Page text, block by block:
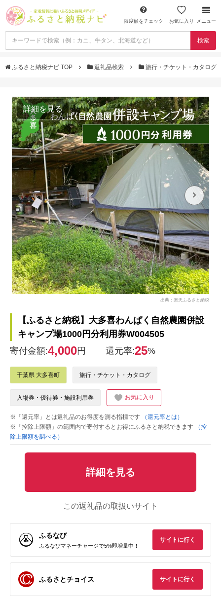
限度額をチェック お気に入り メニュー
検索
ふるさと納税ナビ TOP 返礼品検索 旅行・チケット・カタログ
詳細を見る
出典：楽天ふるさと納税
【ふるさと納税】大多喜わんぱく自然農園併設
キャンプ場1000円分利用券W004505
寄付金額:4,000円 還元率:25%
千葉県 大多喜町 旅行・チケット・カタログ
入場券・優待券・施設利用券 お気に入り
※「還元率」とは返礼品のお得度を測る指標です
（還元率とは）
※「控除上限額」の範囲内で寄付するとお得にふるさと納税できます
（控
除上限額を調べる）
詳細を見る
この返礼品の取扱いサイト
ふるなび
ふるなびマネーチャージで5%即増量中！
サイトに行く
ふるさとチョイス サイトに行く